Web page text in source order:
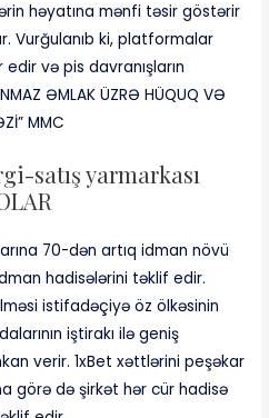
həyatına mənfi təsir göstərir
Vurğulanıb ki, platformalar
və pis davranışların
ƏMLAK ÜZRƏ HÜQUQ VƏ
MMC
satış yarmarkası
70-dən artıq idman növü
hadisələrini təklif edir.
istifadəçiyə öz ölkəsinin
iştirakı ilə geniş
verir. 1xBet xəttlərini peşəkar
görə də şirkət hər cür hadisə